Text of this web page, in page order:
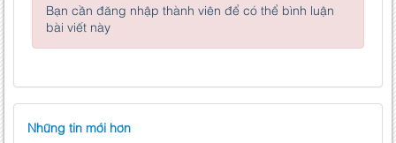
Bạn cần đăng nhập thành viên để có thể bình luận
bài viết này
Những tin mới hơn